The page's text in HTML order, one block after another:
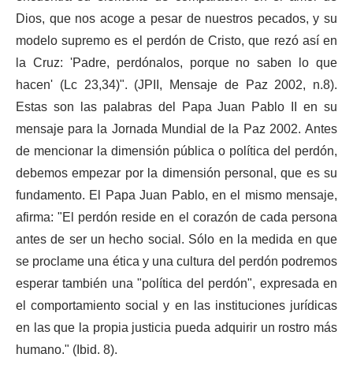
Dios, que nos acoge a pesar de nuestros pecados, y su
modelo supremo es el perdón de Cristo, que rezó así en
la Cruz: 'Padre, perdónalos, porque no saben lo que
hacen' (Lc 23,34)". (JPII, Mensaje de Paz 2002, n.8).
Estas son las palabras del Papa Juan Pablo II en su
mensaje para la Jornada Mundial de la Paz 2002. Antes
de mencionar la dimensión pública o política del perdón,
debemos empezar por la dimensión personal, que es su
fundamento. El Papa Juan Pablo, en el mismo mensaje,
afirma: "El perdón reside en el corazón de cada persona
antes de ser un hecho social. Sólo en la medida en que
se proclame una ética y una cultura del perdón podremos
esperar también una "política del perdón", expresada en
el comportamiento social y en las instituciones jurídicas
en las que la propia justicia pueda adquirir un rostro más
humano." (Ibid. 8).